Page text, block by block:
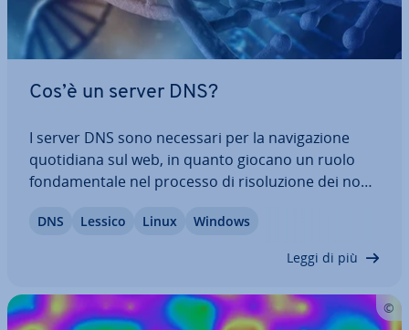
Cos’è un server DNS?
I server DNS sono necessari per la na­vi­ga­zio­ne
quo­ti­dia­na sul web, in quanto giocano un ruolo
fon­da­men­ta­le nel processo di ri­so­lu­zio­ne dei nomi
nua­te a leggere questo articolo per scoprire una
DNS Lessico Linux Windows
Leggi di più